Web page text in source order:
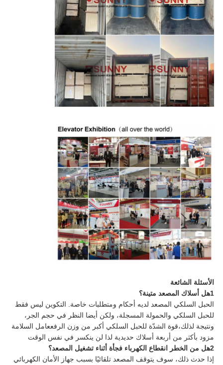
الأسئلة الشائعة
1هل أسلاك المصعد متينة؟
الحبل السلكي المصعد لديه أحكام ومتطلبات خاصة. التكوين ليس فقط
للحبل السلكي والحمولة المسجلة، ولكن أيضا النظر في حجم الجر،
ونتيجة لذلك،قوة الشدّة للحبل السلكي أكبر من وزن الرفععامل السلامة
مزود بأكثر من أربعة أسلاك حديدية لذا لن ينكسر في نفس الوقت
2هل من الخطر انقطاع الكهرباء فجأة أثناء تشغيل المصعد؟
إذا حدث ذلك، سوف يتوقف المصعد تلقائيًا بسبب جهاز الأمان الكهربائي